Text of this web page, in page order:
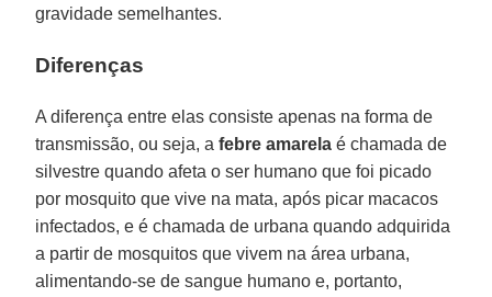
gravidade semelhantes.
Diferenças
A diferença entre elas consiste apenas na forma de
transmissão, ou seja, afebre amarela é chamada de
silvestre quando afeta o ser humano que foi picado
por mosquito que vive na mata, após picar macacos
infectados, e é chamada de urbana quando adquirida
a partir de mosquitos que vivem na área urbana,
alimentando-se de sangue humano e, portanto,